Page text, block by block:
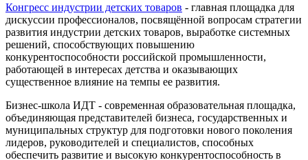
Конгресс индустрии детских товаров - главная площадка для
дискуссии профессионалов, посвящённой вопросам стратегии
развития индустрии детских товаров, выработке системных
решений, способствующих повышению
конкурентоспособности российской промышленности,
работающей в интересах детства и оказывающих
существенное влияние на темпы ее развития.
Бизнес-школа ИДТ - современная образовательная площадка,
объединяющая представителей бизнеса, государственных и
муниципальных структур для подготовки нового поколения
лидеров, руководителей и специалистов, способных
обеспечить развитие и высокую конкурентоспособность в